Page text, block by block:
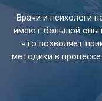
Врачи и психологи
имеют большой
что позволяет
методики в